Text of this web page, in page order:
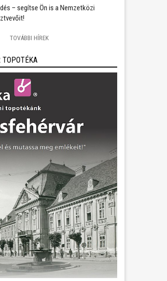
– segítse Ön is a Nemzetközi
TOVÁBBI HÍREK
TOPOTÉKA